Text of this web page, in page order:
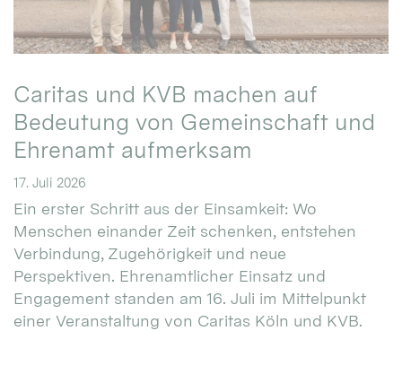
Caritas und KVB machen auf
Bedeutung von Gemeinschaft und
Ehrenamt aufmerksam
17. Juli 2026
Ein erster Schritt aus der Einsamkeit: Wo
Menschen einander Zeit schenken, entstehen
Verbindung, Zugehörigkeit und neue
Perspektiven. Ehrenamtlicher Einsatz und
Engagement standen am 16. Juli im Mittelpunkt
einer Veranstaltung von Caritas Köln und KVB.